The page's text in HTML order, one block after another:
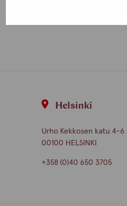
Helsinki
Urho Kekkosen katu 4-6
00100 HELSINKI
+358 (0)40 650 3705